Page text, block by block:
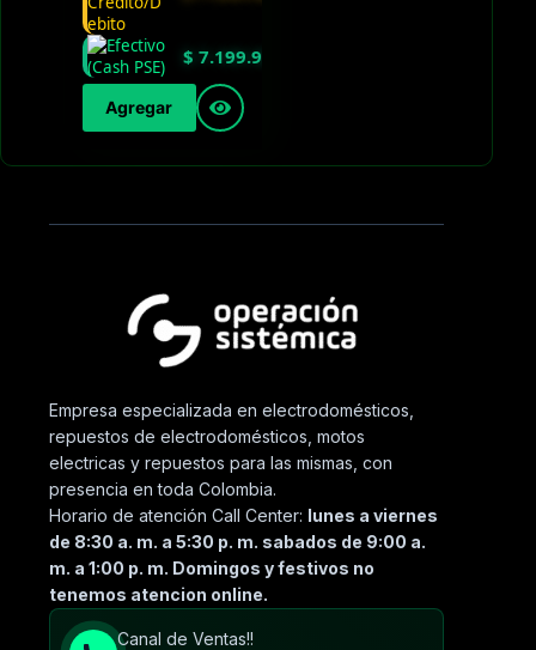
$ 7.199.900
Agregar
Empresa especializada en electrodomésticos,
repuestos de electrodomésticos, motos
electricas y repuestos para las mismas, con
presencia en toda Colombia.
Horario de atención Call Center: lunes a viernes
de 8:30 a. m. a 5:30 p. m. sabados de 9:00 a.
m. a 1:00 p. m. Domingos y festivos no
tenemos atencion online.
Canal de Ventas!!